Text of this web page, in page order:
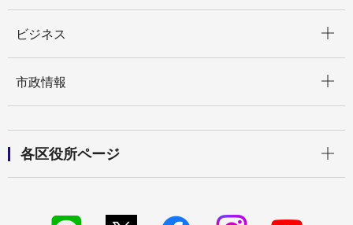
ビジネス
市政情報
各区役所ページ